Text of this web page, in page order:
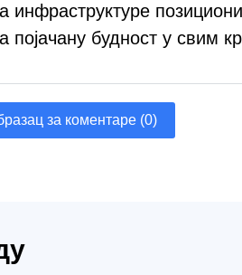
инфраструктуре
појачану будност у свим
за коментаре (0)